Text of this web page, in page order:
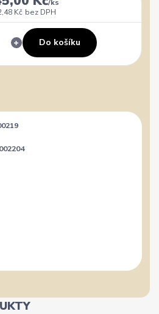
/ks
Kč bez DPH
Do košíku